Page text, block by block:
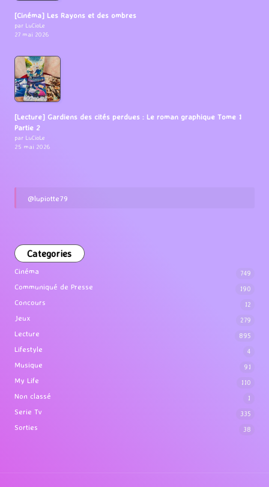
[Cinéma] Les Rayons et des ombres
par LuCioLe
27 mai 2026
[Lecture] Gardiens des cités perdues : Le roman graphique Tome 1
Partie 2
par LuCioLe
25 mai 2026
@lupiotte79
Categories
Cinéma 749
Communiqué de Presse 190
Concours 12
Jeux 279
Lecture 895
Lifestyle 4
Musique 91
My Life 110
Non classé 1
Serie Tv 335
Sorties 38